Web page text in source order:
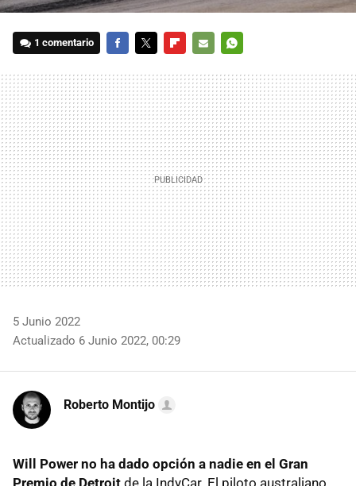
1 comentario
MAIL
5 Junio 2022
Actualizado 6 Junio 2022, 00:29
Roberto Montijo
Will Power no ha dado opción a nadie en el Gran
Premio de Detroit de la IndyCar. El piloto australiano